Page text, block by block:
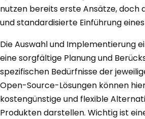
nutzen bereits erste Ansätze, doch
und standardisierte Einführung
Die Auswahl und Implementierung
eine sorgfältige Planung und
spezifischen Bedürfnisse der
Open-Source-Lösungen können
kostengünstige und flexible
Produkten darstellen. Wichtig ist